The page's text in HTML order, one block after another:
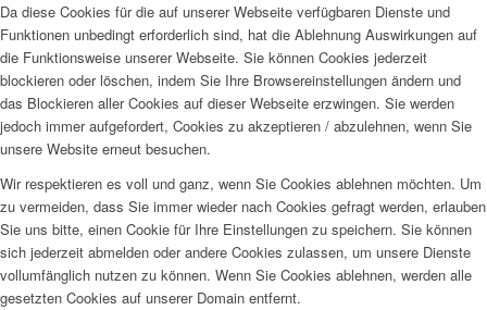
Da diese Cookies für die auf unserer Webseite verfügbaren Dienste und
Funktionen unbedingt erforderlich sind, hat die Ablehnung Auswirkungen auf
die Funktionsweise unserer Webseite. Sie können Cookies jederzeit
blockieren oder löschen, indem Sie Ihre Browsereinstellungen ändern und
das Blockieren aller Cookies auf dieser Webseite erzwingen. Sie werden
jedoch immer aufgefordert, Cookies zu akzeptieren / abzulehnen, wenn Sie
unsere Website erneut besuchen.
Wir respektieren es voll und ganz, wenn Sie Cookies ablehnen möchten. Um
zu vermeiden, dass Sie immer wieder nach Cookies gefragt werden, erlauben
Sie uns bitte, einen Cookie für Ihre Einstellungen zu speichern. Sie können
sich jederzeit abmelden oder andere Cookies zulassen, um unsere Dienste
vollumfänglich nutzen zu können. Wenn Sie Cookies ablehnen, werden alle
gesetzten Cookies auf unserer Domain entfernt.